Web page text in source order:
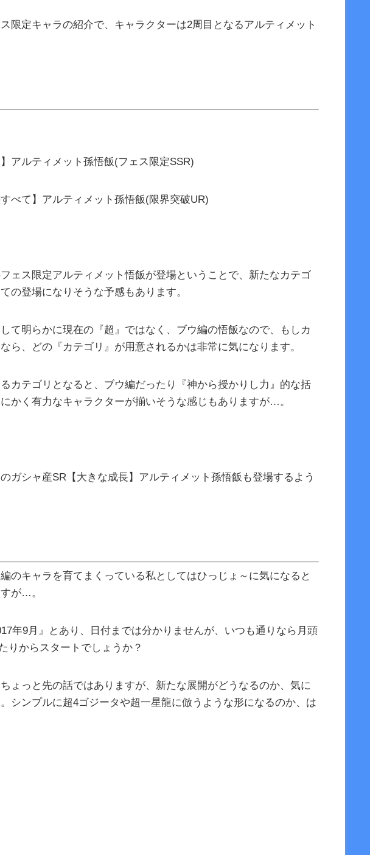
限定キャラの紹介で、キャラクターは2周目となるアルティメット
】アルティメット孫悟飯(フェス限定SSR)
すべて】アルティメット孫悟飯(限界突破UR)
フェス限定アルティメット悟飯が登場ということで、新たなカテゴ
の登場になりそうな予感もあります。
て明らかに現在の『超』ではなく、ブウ編の悟飯なので、もしカ
ら、どの『カテゴリ』が用意されるかは非常に気になります。
カテゴリとなると、ブウ編だったり『神から授かりし力』的な括
かく有力なキャラクターが揃いそうな感じもありますが…。
ガシャ産SR【大きな成長】アルティメット孫悟飯も登場するよう
のキャラを育てまくっている私としてはひっじょ～に気になると
が…。
年9月』とあり、日付までは分かりませんが、いつも通りなら月頭
りからスタートでしょうか？
ょっと先の話ではありますが、新たな展開がどうなるのか、気に
シンプルに超4ゴジータや超一星龍に倣うような形になるのか、は